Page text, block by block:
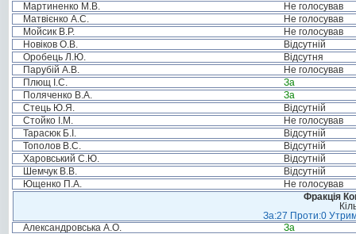
Мартиненко М.В.
Не голосував
Матвієнко А.С.
Не голосував
Мойсик В.Р.
Не голосував
Новіков О.В.
Відсутній
Оробець Л.Ю.
Відсутня
Парубій А.В.
Не голосував
Плющ І.С.
За
Поляченко В.А.
За
Стець Ю.Я.
Відсутній
Стойко І.М.
Не голосував
Тарасюк Б.І.
Відсутній
Тополов В.С.
Відсутній
Харовський С.Ю.
Відсутній
Шемчук В.В.
Відсутній
Ющенко П.А.
Не голосував
Фракція
За:27 Проти:0
Александровська А.О.
За